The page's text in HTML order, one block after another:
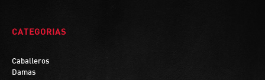
CATEGORIAS
Caballeros
Damas